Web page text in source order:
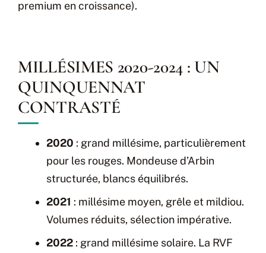
premium en croissance).
MILLÉSIMES 2020-2024 : UN
QUINQUENNAT
CONTRASTÉ
2020 : grand millésime, particulièrement
pour les rouges. Mondeuse d’Arbin
structurée, blancs équilibrés.
2021 : millésime moyen, grêle et mildiou.
Volumes réduits, sélection impérative.
2022 : grand millésime solaire. La RVF